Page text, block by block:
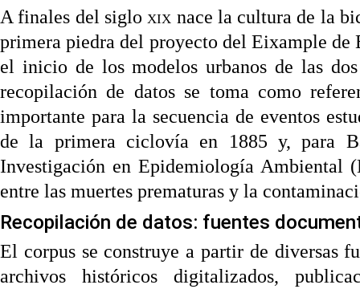
A finales del siglo xix nace la cultura de la
primera piedra del proyecto del Eixample de
el inicio de los modelos urbanos de las
recopilación de datos se toma como
importante para la secuencia de eventos
de la primera ciclovía en 1885 y, para
Investigación en Epidemiología Ambiental
entre las muertes prematuras y la
Recopilación de datos: fuentes
El corpus se construye a partir de diversas
archivos históricos digitalizados,